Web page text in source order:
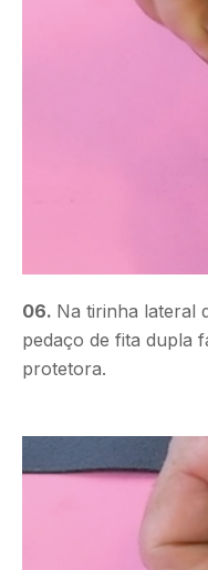
06. Na tirinha lateral
pedaço de fita dupla
protetora.